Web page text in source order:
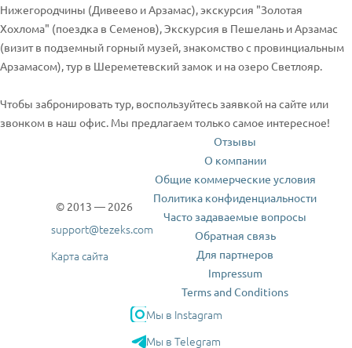
Нижегородчины (Дивеево и Арзамас), экскурсия "Золотая
Хохлома" (поездка в Семенов), Экскурсия в Пешелань и Арзамас
(визит в подземный горный музей, знакомство с провинциальным
Арзамасом), тур в Шереметевский замок и на озеро Светлояр.
Чтобы забронировать тур, воспользуйтесь заявкой на сайте или
звонком в наш офис. Мы предлагаем только самое интересное!
© 2013 — 2026
support@tezeks.com
Карта сайта
Отзывы
О компании
Общие коммерческие условия
Политика конфиденциальности
Часто задаваемые вопросы
Обратная связь
Для партнеров
Impressum
Terms and Conditions
Мы в Instagram
Мы в Telegram